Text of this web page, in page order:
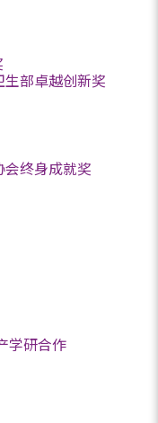
生部卓越创新奖
会终身成就奖
学研合作